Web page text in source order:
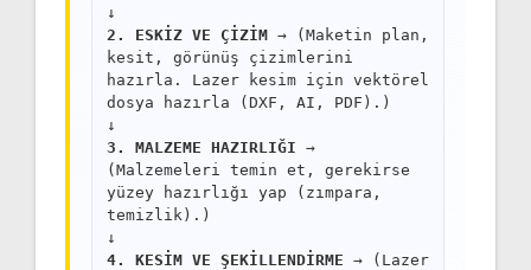
↓
2. ESKİZ VE ÇİZİM → (Maketin plan,
kesit, görünüş çizimlerini
hazırla. Lazer kesim için vektörel
dosya hazırla (DXF, AI, PDF).)
↓
3. MALZEME HAZIRLIĞI →
(Malzemeleri temin et, gerekirse
yüzey hazırlığı yap (zımpara,
temizlik).)
↓
4. KESİM VE ŞEKİLLENDİRME → (Lazer